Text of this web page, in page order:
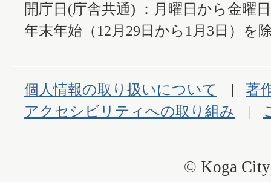
開庁日(庁舎共通) ：月曜日から金曜
年末年始（12月29日から1月3日）を
個人情報の取り扱いについて
著
アクセシビリティへの取り組み
© Koga City